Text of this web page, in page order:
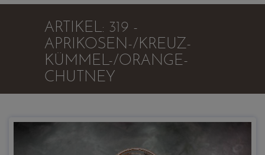
ARTIKEL: 319 -
APRIKOSEN-/KREUZ-
KÜMMEL-/ORANGE-
CHUTNEY